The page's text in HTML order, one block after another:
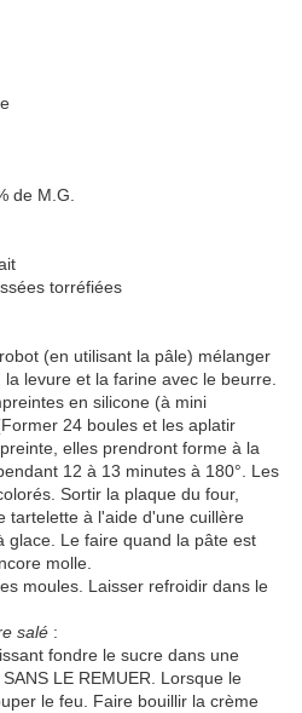
de M.G.
torréfiées
(en utilisant la pâle) mélanger
levure et la farine avec le beurre.
en silicone (à mini
24 boules et les aplatir
elles prendront forme à la
12 à 13 minutes à 180°. Les
Sortir la plaque du four,
tartelette à l'aide d'une cuillère
glace. Le faire quand la pâte est
molle.
moules. Laisser refroidir dans le
salé :
fondre le sucre dans une
LE REMUER. Lorsque le
le feu. Faire bouillir la crème